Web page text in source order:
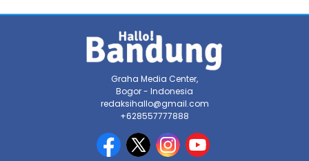
Graha Media Center,
Bogor - Indonesia
redaksihallo@gmail.com
+628557777888